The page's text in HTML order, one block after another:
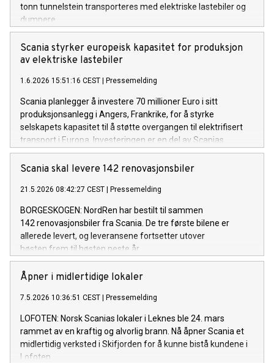
tonn tunnelstein transporteres med elektriske lastebiler og
dumpere.
Scania styrker europeisk kapasitet for produksjon
av elektriske lastebiler
1.6.2026 15:51:16 CEST Pressemelding
Scania planlegger å investere 70 millioner Euro i sitt
produksjonsanlegg i Angers, Frankrike, for å styrke
selskapets kapasitet til å støtte overgangen til elektrifisert
transport i Europa. Investeringen er en del av Scanias
forpliktelse til å drive overgangen mot et bærekraftig
transportsystem.
Scania skal levere 142 renovasjonsbiler
21.5.2026 08:42:27 CEST Pressemelding
BORGESKOGEN: NordRen har bestilt til sammen
142 renovasjonsbiler fra Scania. De tre første bilene er
allerede levert, og leveransene fortsetter utover
høsten frem til høsten neste år.
Åpner i midlertidige lokaler
7.5.2026 10:36:51 CEST Pressemelding
LOFOTEN: Norsk Scanias lokaler i Leknes ble 24. mars
rammet av en kraftig og alvorlig brann. Nå åpner Scania et
midlertidig verksted i Skifjorden for å kunne bistå kundene i
Lofoten.